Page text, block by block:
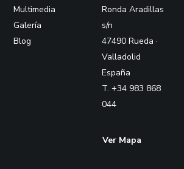
Multimedia
Galería
Blog
Ronda Aradillas
s/n
47490 Rueda ·
Valladolid
España
T. +34 983 868
044
Ver Mapa